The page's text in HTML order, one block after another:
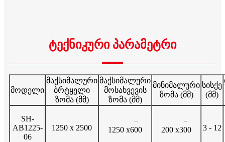
ტექნიკური პარამეტრი
მოდელი
მაქსიმალური
ბრტყელი
ზომა (მმ)
მაქსიმალური
მოსახვევის
ზომა (მმ)
მინიმალური
ზომა (მმ)
სისქე
(მმ)
SH-
AB1225-
06
1250 x 2500 1250 x600
⌒
200 x300
⌒
3 - 12